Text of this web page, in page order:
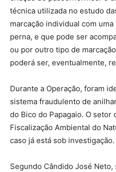
técnica utilizada no estudo
marcação individual com
perna, e que pode ser
ou por outro tipo de
poderá ser, eventualmente,
Durante a Operação, foram
sistema fraudulento de
do Bico do Papagaio. O setor
Fiscalização Ambiental do
caso já está sob investigação.
Segundo Cândido José Neto,